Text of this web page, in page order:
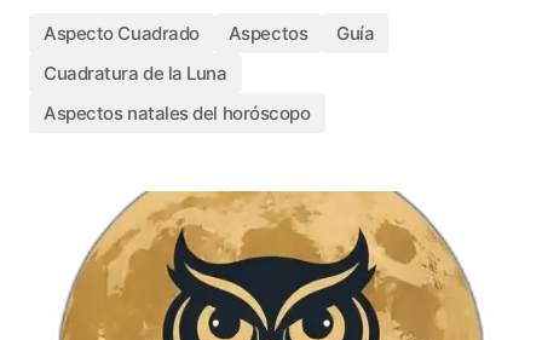
Aspecto Cuadrado Aspectos
Guía
Cuadratura de la Luna
Aspectos natales del horóscopo